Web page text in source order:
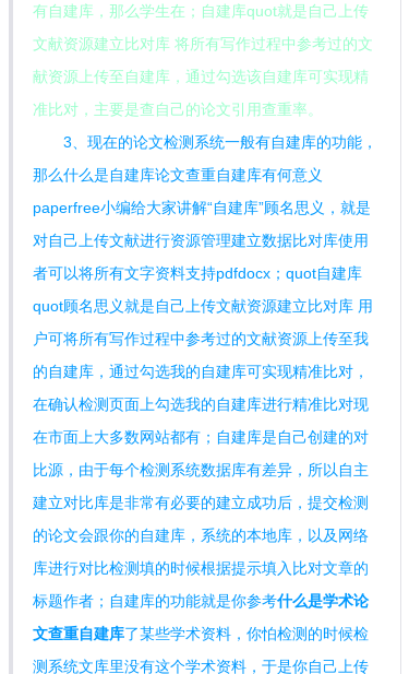
有自建库，那么学生在；自建库quot就是自己上传
文献资源建立比对库 将所有写作过程中参考过的文
献资源上传至自建库，通过勾选该自建库可实现精
准比对，主要是查自己的论文引用查重率。
3、现在的论文检测系统一般有自建库的功能，
那么什么是自建库论文查重自建库有何意义
paperfree小编给大家讲解“自建库”顾名思义，就是
对自己上传文献进行资源管理建立数据比对库使用
者可以将所有文字资料支持pdfdocx；quot自建库
quot顾名思义就是自己上传文献资源建立比对库 用
户可将所有写作过程中参考过的文献资源上传至我
的自建库，通过勾选我的自建库可实现精准比对，
在确认检测页面上勾选我的自建库进行精准比对现
在市面上大多数网站都有；自建库是自己创建的对
比源，由于每个检测系统数据库有差异，所以自主
建立对比库是非常有必要的建立成功后，提交检测
的论文会跟你的自建库，系统的本地库，以及网络
库进行对比检测填的时候根据提示填入比对文章的
标题作者；自建库的功能就是你参考什么是学术论
文查重自建库了某些学术资料，你怕检测的时候检
测系统文库里没有这个学术资料，于是你自己上传